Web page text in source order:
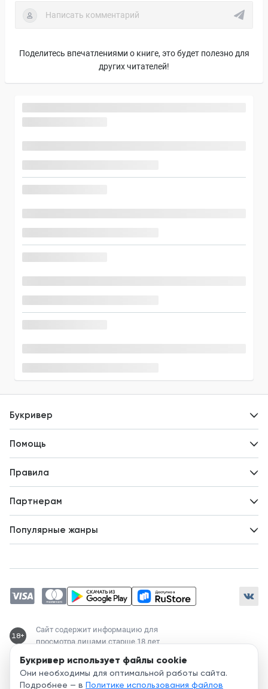
Букривер использует файлы cookie
Они необходимы для оптимальной работы сайта.
Подробнее — в Политике использования файлов
Поделитесь впечатлениями о книге, это будет полезно для
других читателей!
Букривер
Новости
Помощь
Правила
Партнерам
Популярные жанры
Магические академии
Современный любовный роман
Любовное фэнтези
18+
Сайт содержит информацию для
просмотра лицами старше 18 лет
Служба поддержки:
support@bookriver.ru